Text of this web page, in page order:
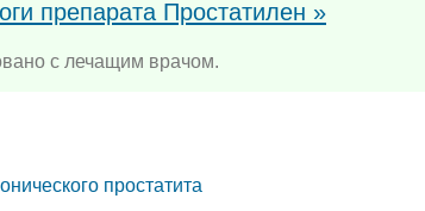
препарата Простатилен »
с лечащим врачом.
простатита